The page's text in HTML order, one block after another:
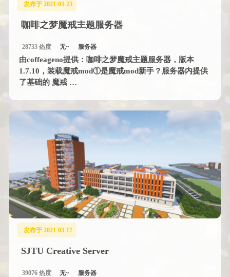
发布于 2021-03-23
咖啡之梦魔戒主题服务器
28733 热度 无~ 服务器
由coffeageno提供：咖啡之梦魔戒主题服务器，版本
1.7.10，装载魔戒mod①是魔戒mod新手？服务器内提供
了基础的 魔戒 …
发布于 2021-03-17
SJTU Creative Server
39076 热度 无~ 服务器